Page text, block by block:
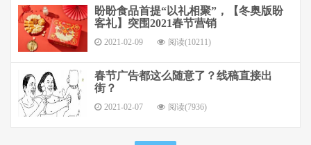
盼盼食品首提“以礼相聚”，【冬奥版盼
客礼】突围2021春节营销
2021-02-09 阅读(10211)
春节广告都这么随意了？线稿直接出
街？
2021-02-07 阅读(7936)